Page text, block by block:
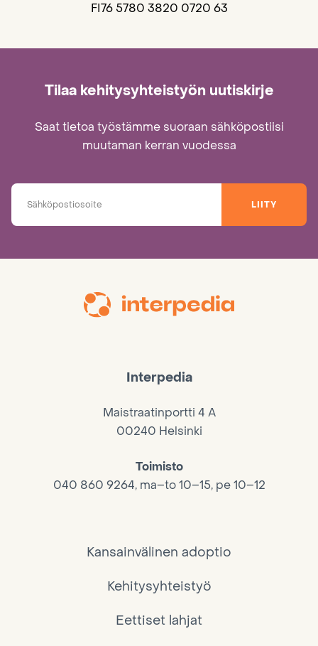
FI76 5780 3820 0720 63
Tilaa kehitysyhteistyön uutiskirje
Saat tietoa työstämme suoraan sähköpostiisi
muutaman kerran vuodessa
LIITY
Interpedia
Maistraatinportti 4 A
00240 Helsinki
Toimisto
040 860 9264, ma–to 10–15, pe 10–12
Kansainvälinen adoptio
Kehitysyhteistyö
Eettiset lahjat